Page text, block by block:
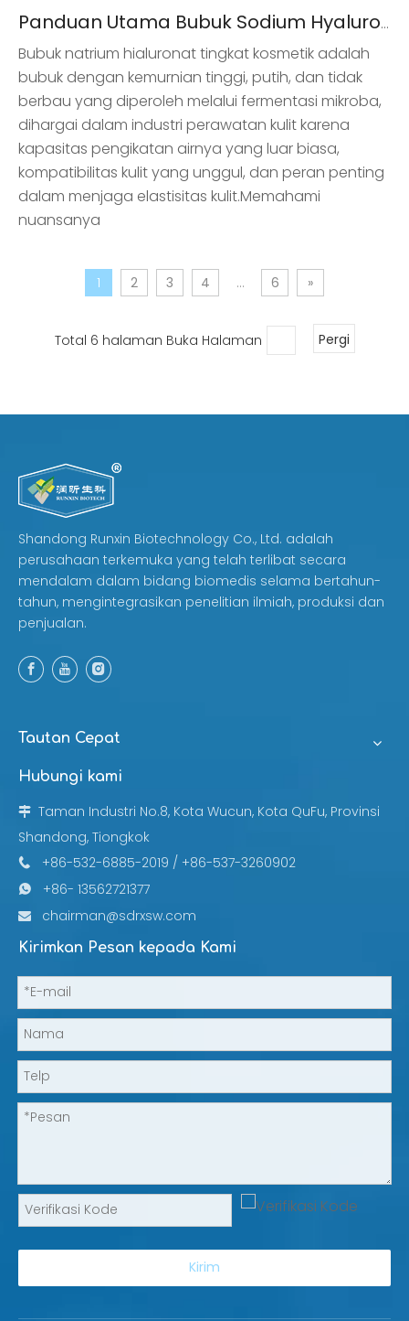
Panduan Utama Bubuk Sodium Hyaluronate Kelas Kosmetik untuk Perawatan Kulit
Bubuk natrium hialuronat tingkat kosmetik adalah
bubuk dengan kemurnian tinggi, putih, dan tidak
berbau yang diperoleh melalui fermentasi mikroba,
dihargai dalam industri perawatan kulit karena
kapasitas pengikatan airnya yang luar biasa,
kompatibilitas kulit yang unggul, dan peran penting
dalam menjaga elastisitas kulit.Memahami
nuansanya
1 2 3 4 ... 6 »
Total 6 halaman Buka Halaman Pergi
Shandong Runxin Biotechnology Co., Ltd. adalah
perusahaan terkemuka yang telah terlibat secara
mendalam dalam bidang biomedis selama bertahun-
tahun, mengintegrasikan penelitian ilmiah, produksi dan
penjualan.
Tautan Cepat
Hubungi kami
 Taman Industri No.8, Kota Wucun, Kota QuFu, Provinsi
Shandong, Tiongkok
 +86-532-6885-2019 / +86-537-3260902
 +86- 13562721377
 chairman@sdrxsw.com
Kirimkan Pesan kepada Kami
Kirim